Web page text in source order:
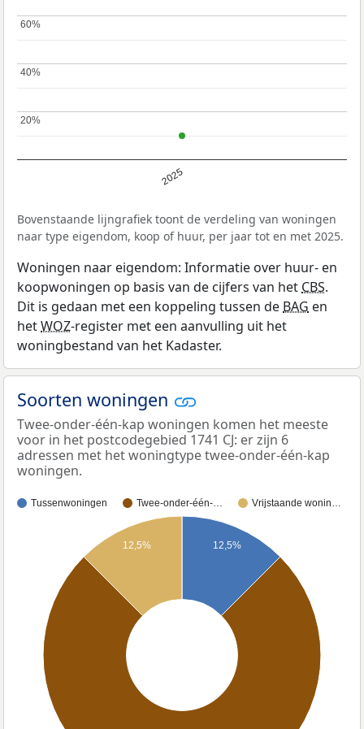
2025
20%
20%
40%
40%
60%
60%
Bovenstaande lijngrafiek toont de verdeling van woningen
naar type eigendom, koop of huur, per jaar tot en met 2025.
Woningen naar eigendom: Informatie over huur- en
koopwoningen op basis van de cijfers van het CBS.
Dit is gedaan met een koppeling tussen de BAG en
hetWOZ-register met een aanvulling uit het
woningbestand van het Kadaster.
Soorten woningen
Twee-onder-één-kap woningen komen het meeste
voor in het postcodegebied 1741 CJ: er zijn 6
adressen met het woningtype twee-onder-één-kap
woningen.
Tussenwoningen Twee-onder-één-… Vrijstaande wonin…
12,5%
12,5%